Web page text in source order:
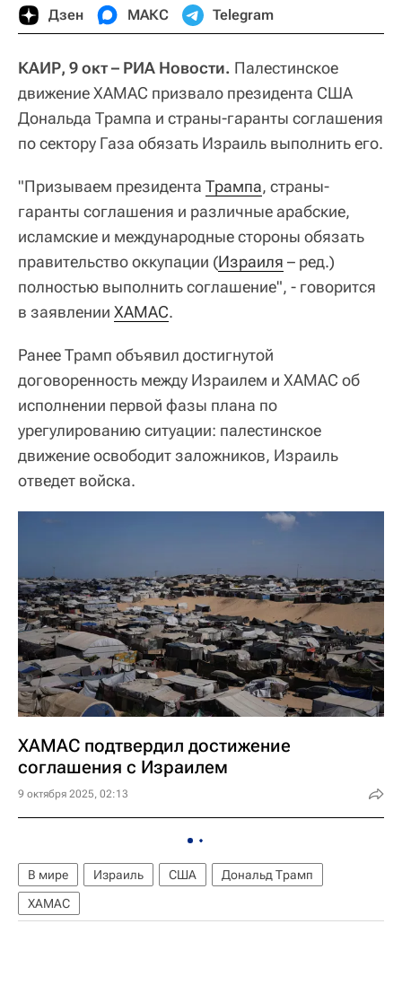
Дзен МАКС Telegram
КАИР, 9 окт – РИА Новости. Палестинское
движение ХАМАС призвало президента США
Дональда Трампа и страны-гаранты соглашения
по сектору Газа обязать Израиль выполнить его.
"Призываем президента Трампа, страны-
гаранты соглашения и различные арабские,
исламские и международные стороны обязать
правительство оккупации (Израиля – ред.)
полностью выполнить соглашение", - говорится
в заявлении ХАМАС.
Ранее Трамп объявил достигнутой
договоренность между Израилем и ХАМАС об
исполнении первой фазы плана по
урегулированию ситуации: палестинское
движение освободит заложников, Израиль
отведет войска.
ХАМАС подтвердил достижение
соглашения с Израилем
9 октября 2025, 02:13
В мире Израиль США
Дональд Трамп
ХАМАС